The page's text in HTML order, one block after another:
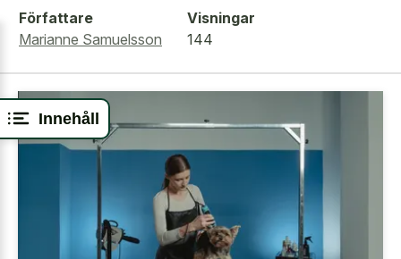
Innehåll
Författare
Marianne Samuelsson
Visningar
144